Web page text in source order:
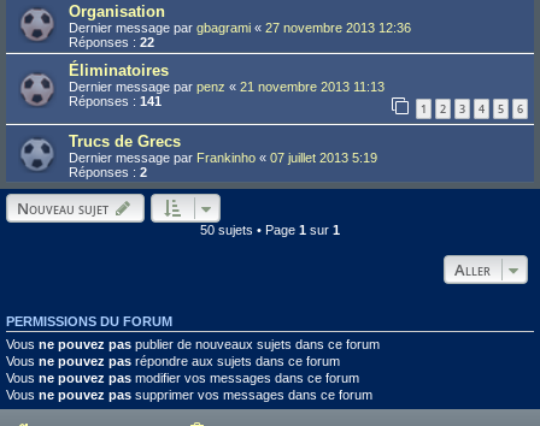
Organisation
Dernier message par gbagrami « 27 novembre 2013 12:36
Réponses : 22
Éliminatoires
Dernier message par penz « 21 novembre 2013 11:13
Réponses : 141 1 2 3 4 5 6
Trucs de Grecs
Dernier message par Frankinho « 07 juillet 2013 5:19
Réponses : 2
Nouveau sujet
50 sujets • Page 1 sur 1
Aller
PERMISSIONS DU FORUM
Vous ne pouvez pas publier de nouveaux sujets dans ce forum
Vous ne pouvez pas répondre aux sujets dans ce forum
Vous ne pouvez pas modifier vos messages dans ce forum
Vous ne pouvez pas supprimer vos messages dans ce forum